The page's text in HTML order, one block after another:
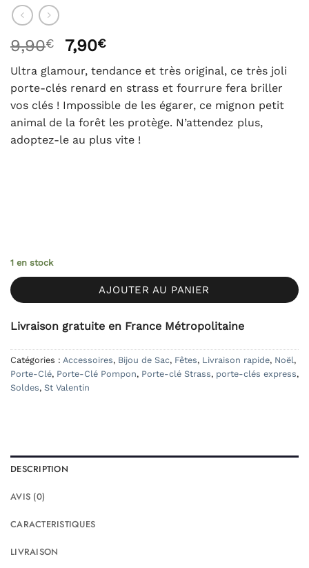
9,90€
Le
initial
était :
9,90€.
7,90€Le
actuel
est :
7,90€.
Ultra glamour, tendance et très original, ce très joli
porte-clés renard en strass et fourrure fera briller
vos clés ! Impossible de les égarer, ce mignon petit
animal de la forêt les protège. N’attendez plus,
adoptez-le au plus vite !
1 en stock
AJOUTER AU PANIER
Livraison gratuite en France Métropolitaine
Catégories : Accessoires, Bijou de Sac, Fêtes, Livraison rapide, Noël,
Porte-Clé, Porte-Clé Pompon, Porte-clé Strass, porte-clés express,
Soldes, St Valentin
DESCRIPTION
AVIS (0)
CARACTERISTIQUES
LIVRAISON